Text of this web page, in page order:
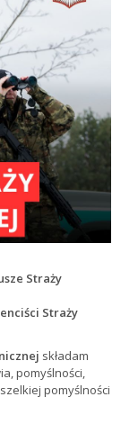
Straży
Straży
składam
pomyślności,
pomyślności